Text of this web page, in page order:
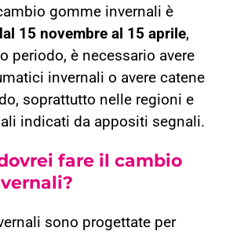
gomme invernali è
15 novembre al 15 aprile,
periodo, è necessario avere
invernali o avere catene
soprattutto nelle regioni e
indicati da appositi segnali.
fare il cambio
sono progettate per